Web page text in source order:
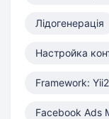
Лідогенерація
Настройка
Framework: Yii2
Facebook Ads